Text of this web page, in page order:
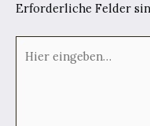
Erforderliche Felder
eingeben…